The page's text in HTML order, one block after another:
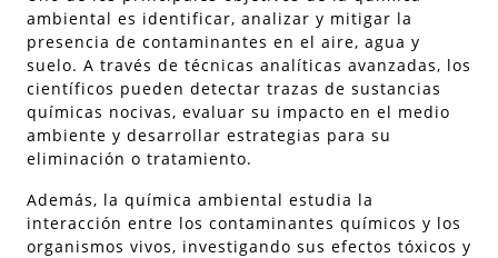
ambiental es identificar, analizar y mitigar la
presencia de contaminantes en el aire, agua y
suelo. A través de técnicas analíticas avanzadas, los
científicos pueden detectar trazas de sustancias
químicas nocivas, evaluar su impacto en el medio
ambiente y desarrollar estrategias para su
eliminación o tratamiento.
Además, la química ambiental estudia la
interacción entre los contaminantes químicos y los
organismos vivos, investigando sus efectos tóxicos y